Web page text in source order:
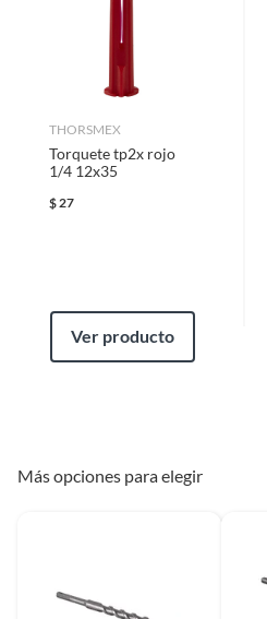
Brocas para rotomartillo
THORSMEX
Torquete tp2x rojo
1/4 12x35
$ 27
Ver producto
Más opciones para elegir